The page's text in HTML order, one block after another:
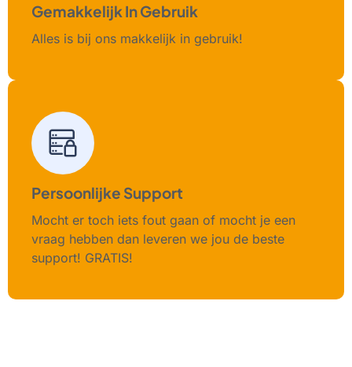
Gemakkelijk In Gebruik
Alles is bij ons makkelijk in gebruik!
Persoonlijke Support
Mocht er toch iets fout gaan of mocht je een
vraag hebben dan leveren we jou de beste
support! GRATIS!